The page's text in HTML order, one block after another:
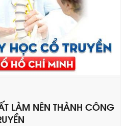
LÀM NÊN THÀNH CÔNG